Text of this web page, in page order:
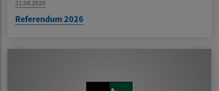
21.04.2026
Referendum 2026